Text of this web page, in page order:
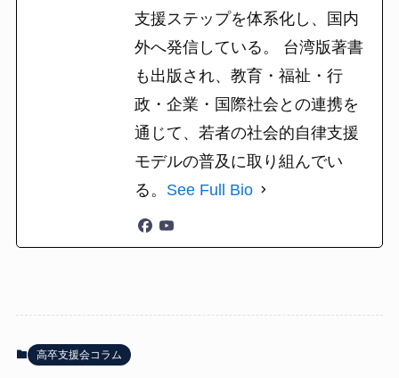
支援ステップを体系化し、国内
外へ発信している。 台湾版著書
も出版され、教育・福祉・行
政・企業・国際社会との連携を
通じて、若者の社会的自律支援
モデルの普及に取り組んでい
る。 See Full Bio
高卒支援会コラム